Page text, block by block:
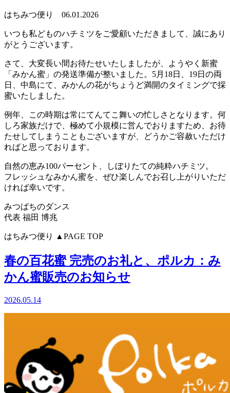
はちみつ便り 06.01.2026
いつも私どものハチミツをご愛顧いただきまして、誠にあり
がとうございます。
さて、大変長い間お待たせいたしましたが、ようやく新蜜
「みかん蜜」の発送準備が整いました。5月18日、19日の両
日、中島にて、みかんの花がちょうど満開のタイミングで採
蜜いたしました。
例年、この時期は常にてんてこ舞いの忙しさとなります。何
しろ家族だけで、極めて小規模に営んでおりますため、お待
たせしてしまうこともございますが、どうかご容赦いただけ
ればと思っております。
自然の恵み100パーセント、しぼりたての純粋ハチミツ。
フレッシュなみかん蜜を、ぜひ楽しんでお召し上がりいただ
ければ幸いです。
みつばちのダンス
代表 福田 博兆
はちみつ便り ▲PAGE TOP
春の百花蜜 完売のお礼と、ポルカ：み
かん蜜販売のお知らせ
2026.05.14